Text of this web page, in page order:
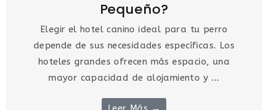
Pequeño?
Elegir el hotel canino ideal para tu perro
depende de sus necesidades específicas. Los
hoteles grandes ofrecen más espacio, una
mayor capacidad de alojamiento y ...